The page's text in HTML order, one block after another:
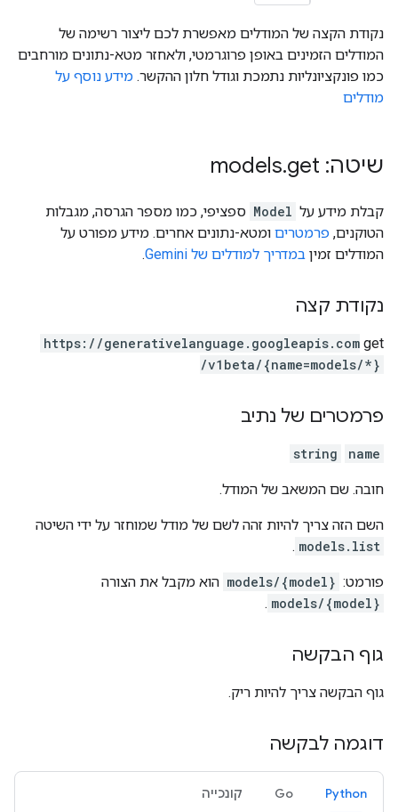
נקודת הקצה של המודלים מאפשרת לכם ליצור רשימה של
המודלים הזמינים באופן פרוגרמטי, ולאחזר מטא-נתונים מורחבים
כמו פונקציונליות נתמכת וגודל חלון ההקשר. מידע נוסף על
מודלים
שיטה: models .get
קבלת מידע על Model ספציפי, כמו מספר הגרסה, מגבלות
הטוקנים, פרמטרים ומטא-נתונים אחרים. מידע מפורט על
המודלים זמין במדריך למודלים של Gemini .
נקודת קצה
get
https: / /generativelanguage.googleapis.com
/v1beta/{name=models/*}
פרמטרים של נתיב
name
string
חובה. שם המשאב של המודל.
השם הזה צריך להיות זהה לשם של מודל שמוחזר על ידי השיטה
models.list
.
פורמט: models/{model} הוא מקבל את הצורה
models/{model}
.
גוף הבקשה
גוף הבקשה צריך להיות ריק.
דוגמה לבקשה
Python
Go קונכייה